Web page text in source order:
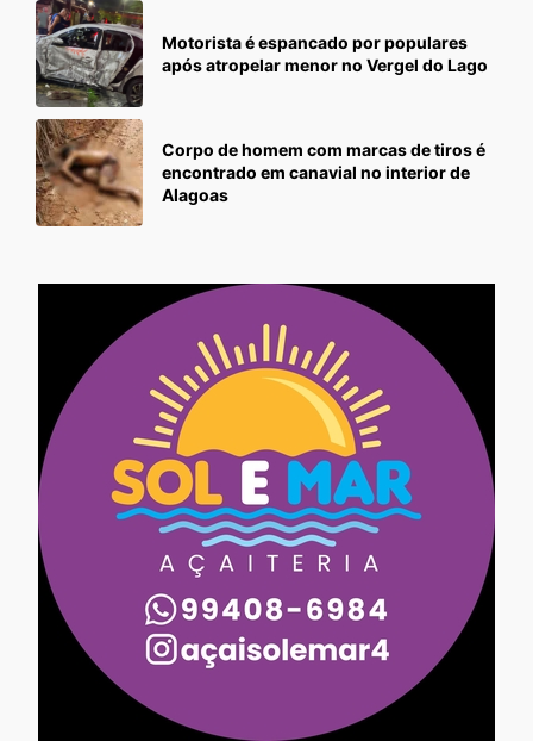
Motorista é espancado por populares
após atropelar menor no Vergel do Lago
Corpo de homem com marcas de tiros é
encontrado em canavial no interior de
Alagoas